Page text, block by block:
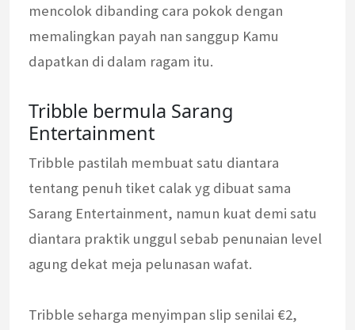
mencolok dibanding cara pokok dengan
memalingkan payah nan sanggup Kamu
dapatkan di dalam ragam itu.
Tribble bermula Sarang
Entertainment
Tribble pastilah membuat satu diantara
tentang penuh tiket calak yg dibuat sama
Sarang Entertainment, namun kuat demi satu
diantara praktik unggul sebab penunaian level
agung dekat meja pelunasan wafat.
Tribble seharga menyimpan slip senilai €2,